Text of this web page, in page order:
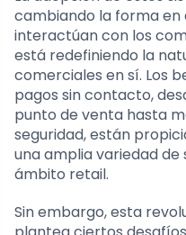
cambiando la forma en
interactúan con los
está redefiniendo la
comerciales en sí. Los
pagos sin contacto,
punto de venta hasta
seguridad, están
una amplia variedad
ámbito retail.
Sin embargo, esta